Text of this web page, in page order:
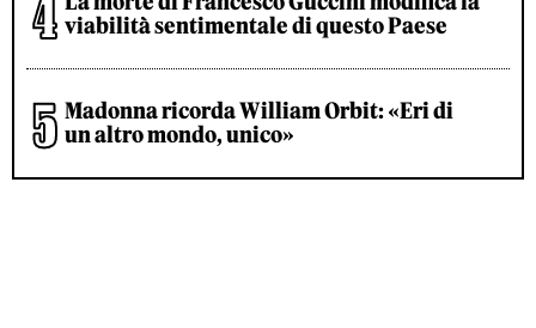
viabilità sentimentale di questo Paese
Madonna ricorda William Orbit: «Eri di
un altro mondo, unico»